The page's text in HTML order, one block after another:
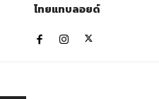
ไทยแทบลอยด์